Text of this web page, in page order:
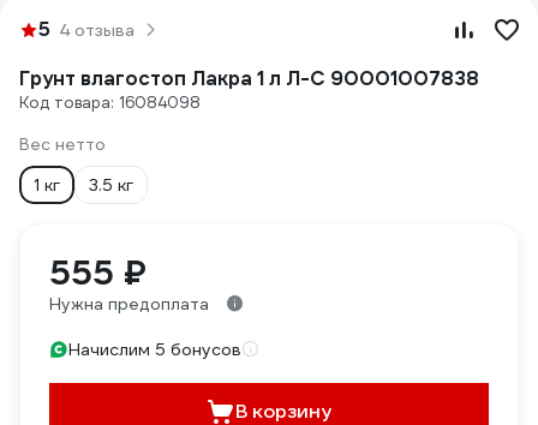
5 4 отзыва
Грунт влагостоп Лакра 1 л Л-С 90001007838
Код товара: 16084098
Вес нетто
1 кг
3.5 кг
555 ₽
Нужна предоплата
Начислим 5 бонусов
В корзину